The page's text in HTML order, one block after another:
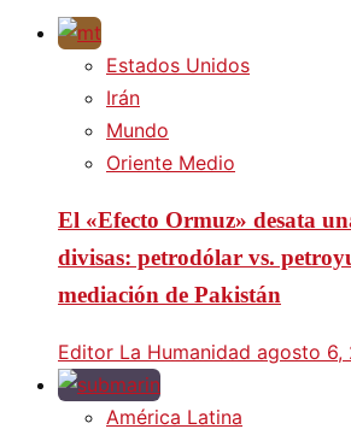
Estados Unidos
Irán
Mundo
Oriente Medio
El «Efecto Ormuz» desata
divisas: petrodólar vs.
mediación de Pakistán
Editor La Humanidad agosto 6,
América Latina